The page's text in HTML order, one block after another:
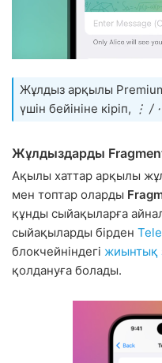
Жұлдыз арқылы
үшін бейініне кіріп,
⋮ /
Жұлдыздарды
Ақылы хаттар арқылы
мен топтар оларды
құнды сыйақыларға
сыйақыларды бірден
блокчейніндегі жиынтық
қолдануға болады.